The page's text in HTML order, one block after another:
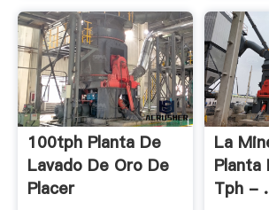
100tph Planta De
Lavado De Oro De
Placer
La
Planta
Tph - .